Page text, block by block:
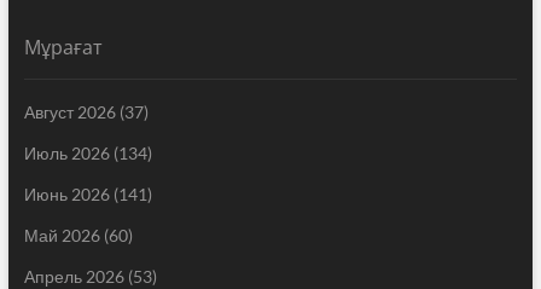
Мұрағат
Август 2026(37)
Июль 2026(134)
Июнь 2026(141)
Май 2026(60)
Апрель 2026(53)